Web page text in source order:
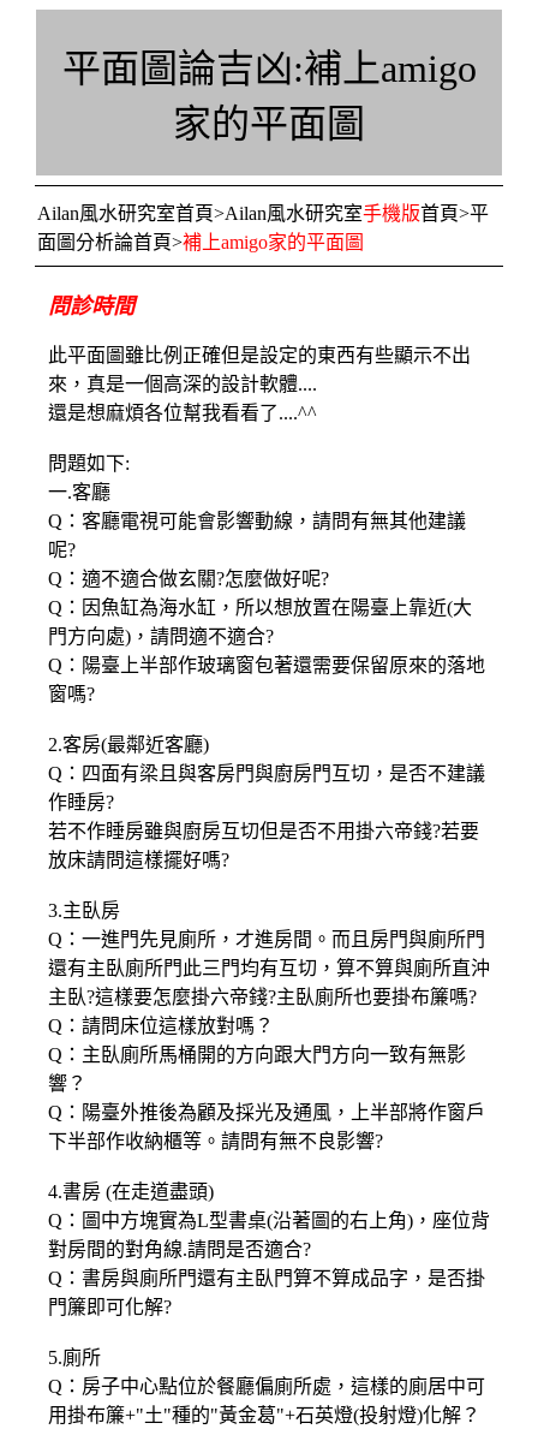
平面圖論吉凶:補上amigo
家的平面圖
Ailan風水研究室首頁>Ailan風水研究室手機版首頁>平
面圖分析論首頁>補上amigo家的平面圖
問診時間
此平面圖雖比例正確但是設定的東西有些顯示不出
來，真是一個高深的設計軟體....
還是想麻煩各位幫我看看了....^^
問題如下:
一.客廳
Q：客廳電視可能會影響動線，請問有無其他建議
呢?
Q：適不適合做玄關?怎麼做好呢?
Q：因魚缸為海水缸，所以想放置在陽臺上靠近(大
門方向處)，請問適不適合?
Q：陽臺上半部作玻璃窗包著還需要保留原來的落地
窗嗎?
2.客房(最鄰近客廳)
Q：四面有梁且與客房門與廚房門互切，是否不建議
作睡房?
若不作睡房雖與廚房互切但是否不用掛六帝錢?若要
放床請問這樣擺好嗎?
3.主臥房
Q：一進門先見廁所，才進房間。而且房門與廁所門
還有主臥廁所門此三門均有互切，算不算與廁所直沖
主臥?這樣要怎麼掛六帝錢?主臥廁所也要掛布簾嗎?
Q：請問床位這樣放對嗎？
Q：主臥廁所馬桶開的方向跟大門方向一致有無影
響？
Q：陽臺外推後為顧及採光及通風，上半部將作窗戶
下半部作收納櫃等。請問有無不良影響?
4.書房 (在走道盡頭)
Q：圖中方塊實為L型書桌(沿著圖的右上角)，座位背
對房間的對角線.請問是否適合?
Q：書房與廁所門還有主臥門算不算成品字，是否掛
門簾即可化解?
5.廁所
Q：房子中心點位於餐廳偏廁所處，這樣的廁居中可
用掛布簾+"土"種的"黃金葛"+石英燈(投射燈)化解？